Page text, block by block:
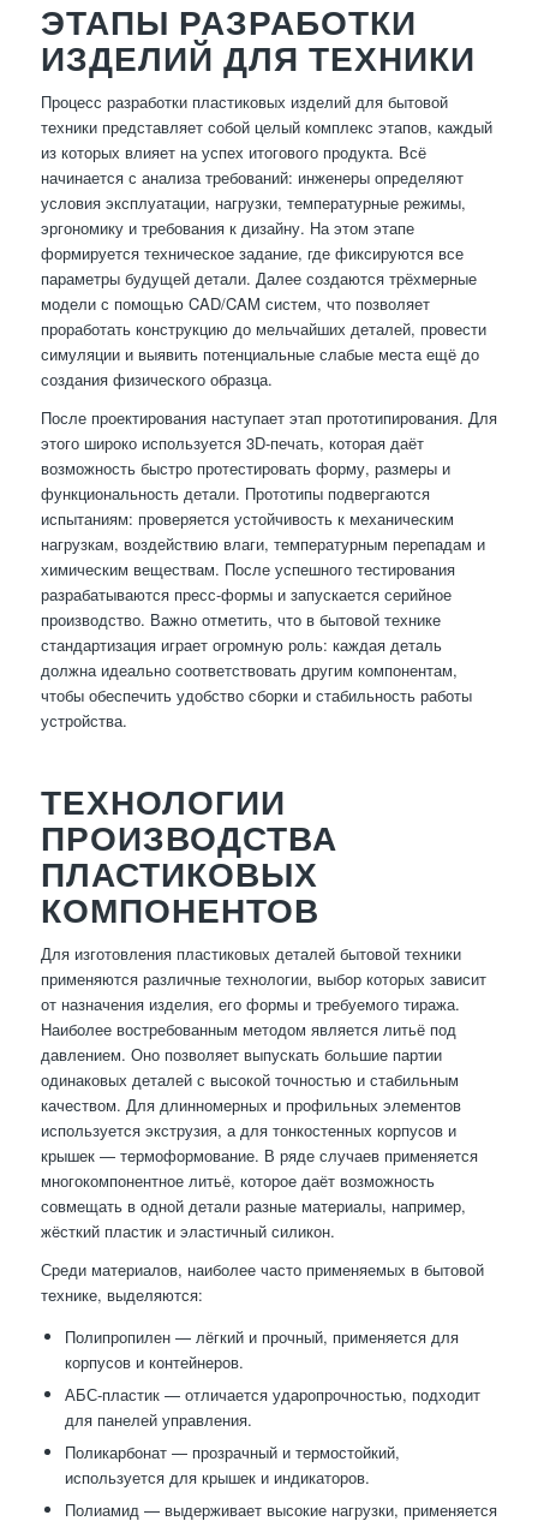
ЭТАПЫ РАЗРАБОТКИ
ИЗДЕЛИЙ ДЛЯ ТЕХНИКИ
Процесс разработки пластиковых изделий для бытовой
техники представляет собой целый комплекс этапов, каждый
из которых влияет на успех итогового продукта. Всё
начинается с анализа требований: инженеры определяют
условия эксплуатации, нагрузки, температурные режимы,
эргономику и требования к дизайну. На этом этапе
формируется техническое задание, где фиксируются все
параметры будущей детали. Далее создаются трёхмерные
модели с помощью CAD/CAM систем, что позволяет
проработать конструкцию до мельчайших деталей, провести
симуляции и выявить потенциальные слабые места ещё до
создания физического образца.
После проектирования наступает этап прототипирования. Для
этого широко используется 3D-печать, которая даёт
возможность быстро протестировать форму, размеры и
функциональность детали. Прототипы подвергаются
испытаниям: проверяется устойчивость к механическим
нагрузкам, воздействию влаги, температурным перепадам и
химическим веществам. После успешного тестирования
разрабатываются пресс-формы и запускается серийное
производство. Важно отметить, что в бытовой технике
стандартизация играет огромную роль: каждая деталь
должна идеально соответствовать другим компонентам,
чтобы обеспечить удобство сборки и стабильность работы
устройства.
ТЕХНОЛОГИИ
ПРОИЗВОДСТВА
ПЛАСТИКОВЫХ
КОМПОНЕНТОВ
Для изготовления пластиковых деталей бытовой техники
применяются различные технологии, выбор которых зависит
от назначения изделия, его формы и требуемого тиража.
Наиболее востребованным методом является литьё под
давлением. Оно позволяет выпускать большие партии
одинаковых деталей с высокой точностью и стабильным
качеством. Для длинномерных и профильных элементов
используется экструзия, а для тонкостенных корпусов и
крышек — термоформование. В ряде случаев применяется
многокомпонентное литьё, которое даёт возможность
совмещать в одной детали разные материалы, например,
жёсткий пластик и эластичный силикон.
Среди материалов, наиболее часто применяемых в бытовой
технике, выделяются:
Полипропилен — лёгкий и прочный, применяется для
корпусов и контейнеров.
АБС-пластик — отличается ударопрочностью, подходит
для панелей управления.
Поликарбонат — прозрачный и термостойкий,
используется для крышек и индикаторов.
Полиамид — выдерживает высокие нагрузки, применяется